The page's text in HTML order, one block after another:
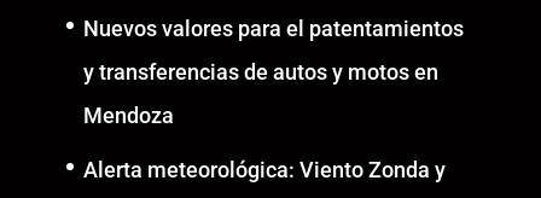
Nuevos valores para el patentamientos
y transferencias de autos y motos en
Mendoza
Alerta meteorológica: Viento Zonda y